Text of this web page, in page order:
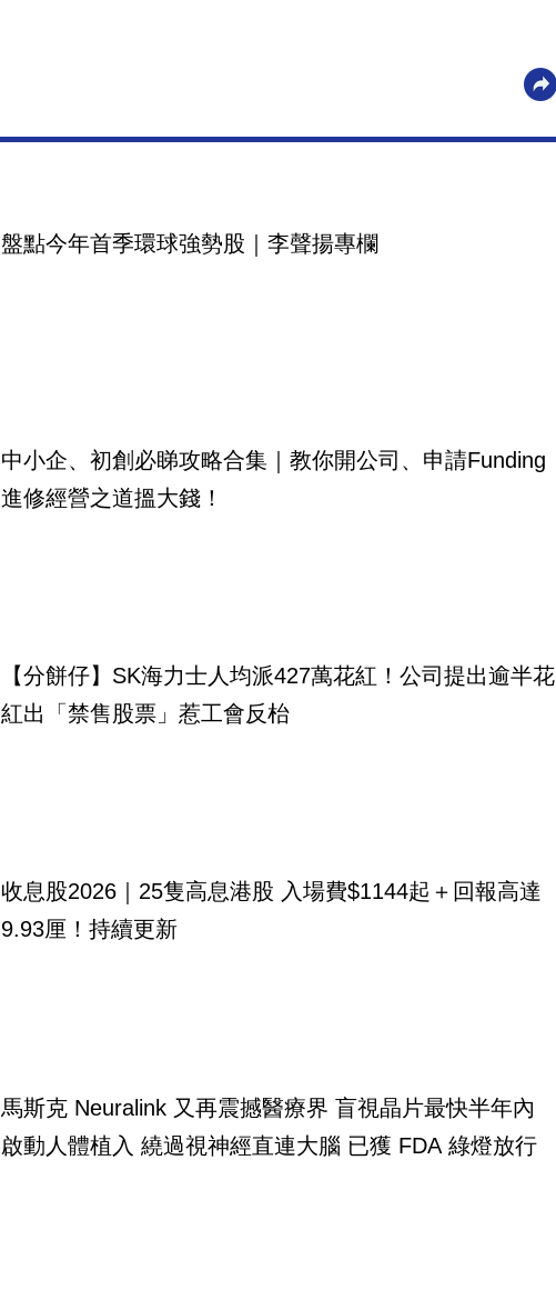
盤點今年首季環球強勢股｜李聲揚專欄
中小企、初創必睇攻略合集｜教你開公司、申請Funding
進修經營之道搵大錢！
【分餅仔】SK海力士人均派427萬花紅！公司提出逾半花
紅出「禁售股票」惹工會反枱
收息股2026｜25隻高息港股 入場費$1144起＋回報高達
9.93厘！持續更新
馬斯克 Neuralink 又再震撼醫療界 盲視晶片最快半年內
啟動人體植入 繞過視神經直連大腦 已獲 FDA 綠燈放行